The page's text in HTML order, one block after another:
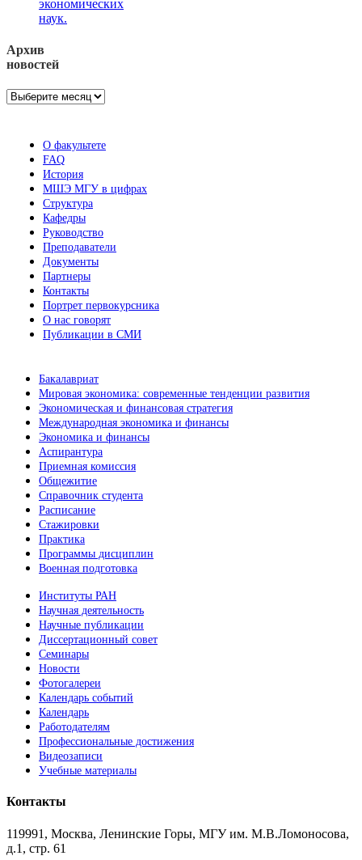
экономических
наук.
Архив
новостей
Архив
О факультете
FAQ
История
МШЭ МГУ в цифрах
Структура
Кафедры
Руководство
Преподаватели
Документы
Партнеры
Контакты
Портрет первокурсника
О нас говорят
Публикации в СМИ
Бакалавриат
Мировая экономика: современные тенденции развития
Экономическая и финансовая стратегия
Международная экономика и финансы
Экономика и финансы
Аспирантура
Приемная комиссия
Общежитие
Справочник студента
Расписание
Стажировки
Практика
Программы дисциплин
Военная подготовка
Институты РАН
Научная деятельность
Научные публикации
Диссертационный совет
Семинары
Новости
Фотогалереи
Календарь событий
Календарь
Работодателям
Профессиональные достижения
Видеозаписи
Учебные материалы
Контакты
119991, Москва, Ленинские Горы, МГУ им. М.В.Ломоносова,
д.1, стр. 61